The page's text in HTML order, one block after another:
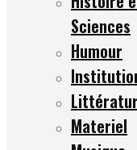
Sciences
Humour
Materiel